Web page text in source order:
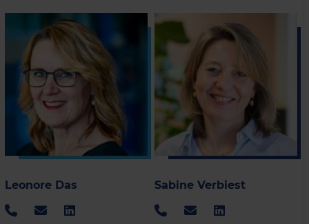
Leonore Das Sabine Verbiest